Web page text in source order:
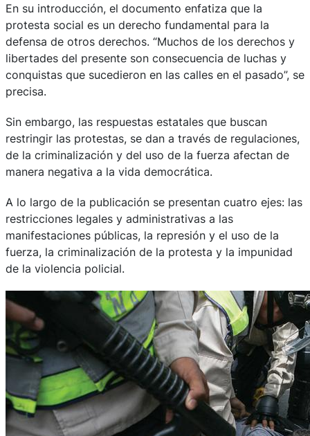
En su introducción, el documento enfatiza que la
protesta social es un derecho fundamental para la
defensa de otros derechos. “Muchos de los derechos y
libertades del presente son consecuencia de luchas y
conquistas que sucedieron en las calles en el pasado”, se
precisa.
Sin embargo, las respuestas estatales que buscan
restringir las protestas, se dan a través de regulaciones,
de la criminalización y del uso de la fuerza afectan de
manera negativa a la vida democrática.
A lo largo de la publicación se presentan cuatro ejes: las
restricciones legales y administrativas a las
manifestaciones públicas, la represión y el uso de la
fuerza, la criminalización de la protesta y la impunidad
de la violencia policial.